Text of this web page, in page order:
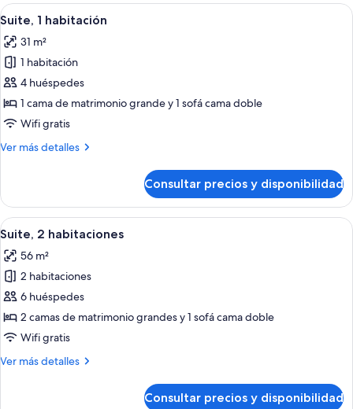
las
habitaciones
Abrir
todas
las
fotos
de
Suite,
1
Habitación de hotel moderna con
9
Suite, 1 habitación
31 m²
1 habitación
4 huéspedes
1 cama de matrimonio grande y 1 sofá cama doble
Wifi gratis
Ver más detalles
Más
1
habitación
Consultar precios y disponibilidad
Abrir
todas
las
fotos
de
Suite,
2
Una cocina moderna con una isla
8
Suite, 2 habitaciones
56 m²
2 habitaciones
6 huéspedes
2 camas de matrimonio grandes y 1 sofá cama doble
Wifi gratis
Ver más detalles
Más
Consultar precios y disponibilidad